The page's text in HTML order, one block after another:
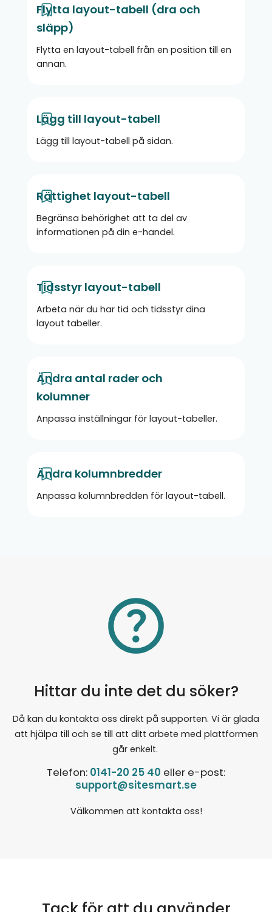
Klicka på “Radera”
verktygspaletten.
En pop-up-ruta visas då med frågan ”Vill du
Glöm ej att publicera sidan.
Flytta layout-tabell (dra och
släpp)
Flytta en layout-tabell från en position till en
annan.
Lägg till layout-tabell
​Lägg till layout-tabell på sidan.
Rättighet layout-tabell
Begränsa behörighet att ta del av
informationen på din e-handel.
Tidsstyr layout-tabell
Arbeta när du har tid och tidsstyr dina
layout tabeller.
Ändra antal rader och
kolumner
Anpassa inställningar för layout-tabeller.
Ändra kolumnbredder
​Anpassa kolumnbredden för layout-tabell.
Hittar du inte det du söker?
Då kan du kontakta oss direkt på supporten. Vi är glada
att hjälpa till och se till att ditt arbete med plattformen
går enkelt.
Telefon: 0141-20 25 40 eller e-post:
support@sitesmart.se
Välkommen att kontakta oss!